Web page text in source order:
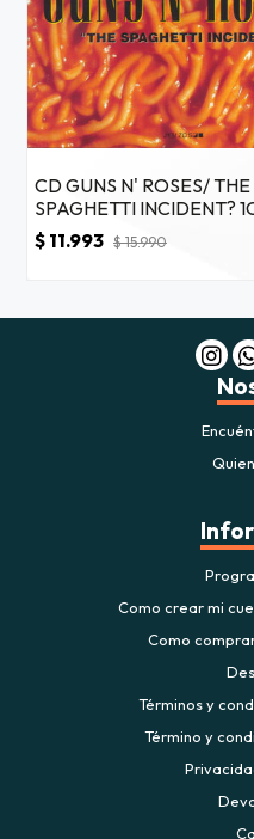
CD GUNS N' ROSES/ THE
SPAGHETTI INCIDENT?
$ 11.993 $ 15.990
Como crear mi
Como
Términos y
Término y